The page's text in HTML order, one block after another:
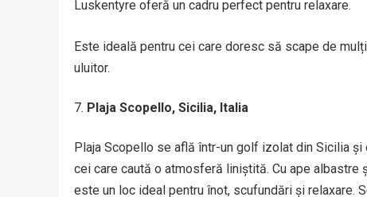
Luskentyre oferă un cadru perfect pentru relaxare.
Este ideală pentru cei care doresc să scape de
uluitor.
Plaja Scopello, Sicilia, Italia
Plaja Scopello se află într-un golf izolat din Sicilia
cei care caută o atmosferă liniștită. Cu ape albastre
este un loc ideal pentru înot, scufundări și relaxare.